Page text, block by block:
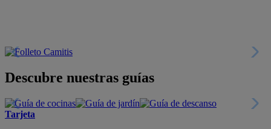
Descubre nuestras guías
Tarjeta